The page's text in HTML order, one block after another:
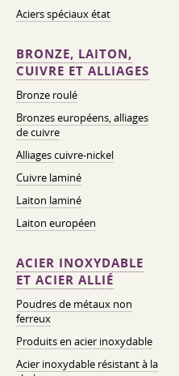
Aciers spéciaux état
BRONZE, LAITON,
CUIVRE ET ALLIAGES
Bronze roulé
Bronzes européens, alliages
de cuivre
Alliages cuivre-nickel
Cuivre laminé
Laiton laminé
Laiton européen
ACIER INOXYDABLE
ET ACIER ALLIÉ
Poudres de métaux non
ferreux
Produits en acier inoxydable
Acier inoxydable résistant à la